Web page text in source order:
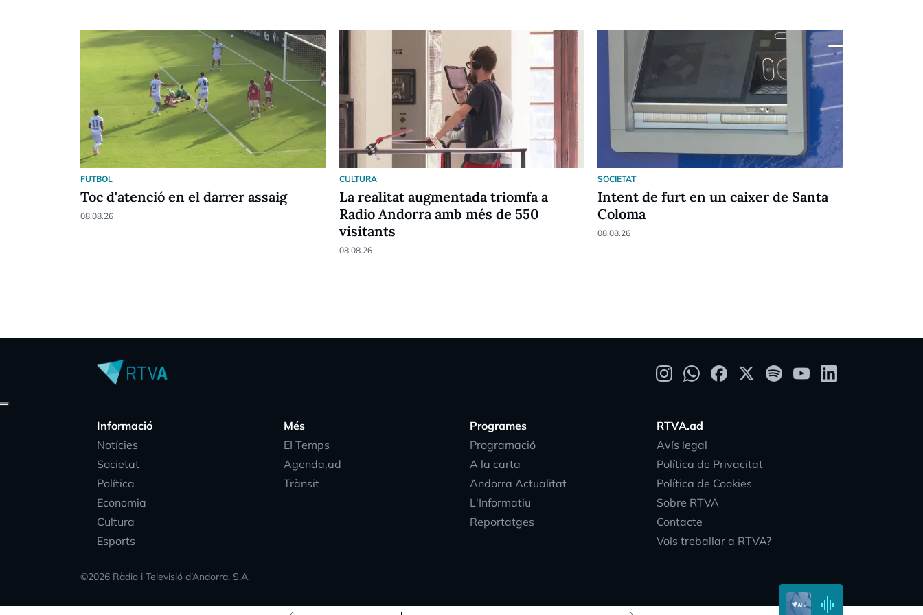
FUTBOL
Toc d'atenció en el darrer assaig
08.08.26
CULTURA
La realitat augmentada triomfa a
Radio Andorra amb més de 550
visitants
08.08.26
SOCIETAT
Intent de furt en un caixer de Santa
Coloma
08.08.26
Informació
Notícies
Societat
Política
Economia
Cultura
Esports
Més
EI Temps
Agenda.ad
Trànsit
Programes
Programació
A la carta
Andorra Actualitat
L'Informatiu
Reportatges
RTVA.ad
Avís legal
Política de Privacitat
Política de Cookies
Sobre RTVA
Contacte
Vols treballar a RTVA?
©2026 Ràdio i Televisió d’Andorra, S.A. progress_activity